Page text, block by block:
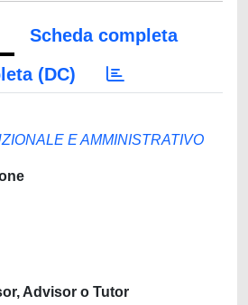
Scheda completa
(DC)
E AMMINISTRATIVO
Advisor o Tutor